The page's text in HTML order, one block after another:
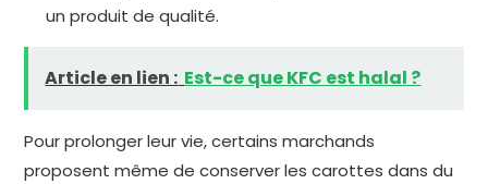
un produit de qualité.
Article en lien : Est-ce que KFC est halal ?
Pour prolonger leur vie, certains marchands
proposent même de conserver les carottes dans du